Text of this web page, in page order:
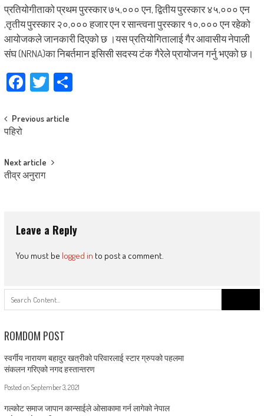
प्रतियोगीताको प्रथम पुरस्कार ७५,००० एन, द्वितीय पुरस्कार ४५,००० एन
,तृतीय पुरस्कार २०,००० हजार एन र सान्त्वना पुरस्कार १०,००० एन रहेको
आयोजकले जानकारी दिएको छ ।यस प्रतियोगितालाई गैर आवासीय नेपाली
संघ (NRNA)का निबर्तमान इसिसी सदस्य टंक गैरेले प्रायोजन गर्नु भएको छ।
Facebook
TwitterShare
Post
navigation
Previous article
पहिरो
Next article
तीव्र अनुराग
Leave a Reply
You must be logged in to post a comment.
for:
ROMDOM POST
स्वर्गीय नारायण बहादुर खत्रीको परिवारलाई स्टार ग्रुपको पहलमा
संकलन गरिएको नगद हस्तान्तरण
Posted on September 3, 2021
गल्कोट समाज जापान कान्साईले ओसाकामा गर्न लागेको नेपाल